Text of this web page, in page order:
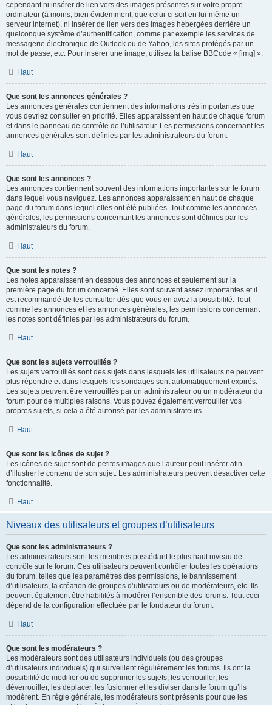
cependant ni insérer de lien vers des images présentes sur votre propre
ordinateur (à moins, bien évidemment, que celui-ci soit en lui-même un
serveur internet), ni insérer de lien vers des images hébergées derrière un
quelconque système d’authentification, comme par exemple les services de
messagerie électronique de Outlook ou de Yahoo, les sites protégés par un
mot de passe, etc. Pour insérer une image, utilisez la balise BBCode « [img] ».
Haut
Que sont les annonces générales ?
Les annonces générales contiennent des informations très importantes que
vous devriez consulter en priorité. Elles apparaissent en haut de chaque forum
et dans le panneau de contrôle de l’utilisateur. Les permissions concernant les
annonces générales sont définies par les administrateurs du forum.
Haut
Que sont les annonces ?
Les annonces contiennent souvent des informations importantes sur le forum
dans lequel vous naviguez. Les annonces apparaissent en haut de chaque
page du forum dans lequel elles ont été publiées. Tout comme les annonces
générales, les permissions concernant les annonces sont définies par les
administrateurs du forum.
Haut
Que sont les notes ?
Les notes apparaissent en dessous des annonces et seulement sur la
première page du forum concerné. Elles sont souvent assez importantes et il
est recommandé de les consulter dès que vous en avez la possibilité. Tout
comme les annonces et les annonces générales, les permissions concernant
les notes sont définies par les administrateurs du forum.
Haut
Que sont les sujets verrouillés ?
Les sujets verrouillés sont des sujets dans lesquels les utilisateurs ne peuvent
plus répondre et dans lesquels les sondages sont automatiquement expirés.
Les sujets peuvent être verrouillés par un administrateur ou un modérateur du
forum pour de multiples raisons. Vous pouvez également verrouiller vos
propres sujets, si cela a été autorisé par les administrateurs.
Haut
Que sont les icônes de sujet ?
Les icônes de sujet sont de petites images que l’auteur peut insérer afin
d’illustrer le contenu de son sujet. Les administrateurs peuvent désactiver cette
fonctionnalité.
Haut
Niveaux des utilisateurs et groupes d’utilisateurs
Que sont les administrateurs ?
Les administrateurs sont les membres possédant le plus haut niveau de
contrôle sur le forum. Ces utilisateurs peuvent contrôler toutes les opérations
du forum, telles que les paramètres des permissions, le bannissement
d’utilisateurs, la création de groupes d’utilisateurs ou de modérateurs, etc. Ils
peuvent également être habilités à modérer l’ensemble des forums. Tout ceci
dépend de la configuration effectuée par le fondateur du forum.
Haut
Que sont les modérateurs ?
Les modérateurs sont des utilisateurs individuels (ou des groupes
d’utilisateurs individuels) qui surveillent régulièrement les forums. Ils ont la
possibilité de modifier ou de supprimer les sujets, les verrouiller, les
déverrouiller, les déplacer, les fusionner et les diviser dans le forum qu’ils
modèrent. En règle générale, les modérateurs sont présents pour que les